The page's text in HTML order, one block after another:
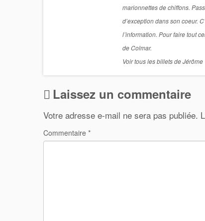
marionnettes de chiffons.
d’exception dans son coeur.
l’information. Pour faire tout
de Colmar.
Voir tous les billets de Jérôme
Laissez un commentaire
Votre adresse e-mail ne sera pas publiée.
Commentaire *